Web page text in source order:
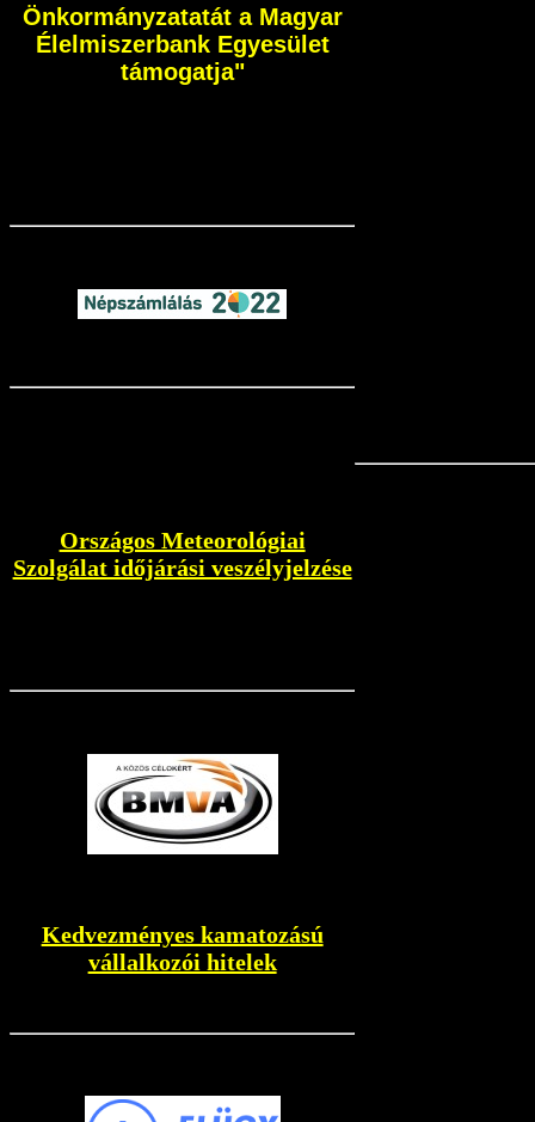
Önkormányzatatát a Magyar
Élelmiszerbank Egyesület
támogatja"
Országos Meteorológiai
Szolgálat időjárási veszélyjelzése
Kedvezményes kamatozású
vállalkozói hitelek